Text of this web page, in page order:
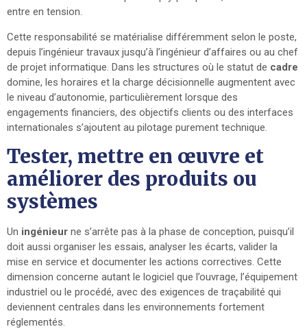
entre en tension.
Cette responsabilité se matérialise différemment selon le poste,
depuis l’ingénieur travaux jusqu’à l’ingénieur d’affaires ou au chef
de projet informatique. Dans les structures où le statut de cadre
domine, les horaires et la charge décisionnelle augmentent avec
le niveau d’autonomie, particulièrement lorsque des
engagements financiers, des objectifs clients ou des interfaces
internationales s’ajoutent au pilotage purement technique.
Tester, mettre en œuvre et
améliorer des produits ou
systèmes
Un ingénieur ne s’arrête pas à la phase de conception, puisqu’il
doit aussi organiser les essais, analyser les écarts, valider la
mise en service et documenter les actions correctives. Cette
dimension concerne autant le logiciel que l’ouvrage, l’équipement
industriel ou le procédé, avec des exigences de traçabilité qui
deviennent centrales dans les environnements fortement
réglementés.